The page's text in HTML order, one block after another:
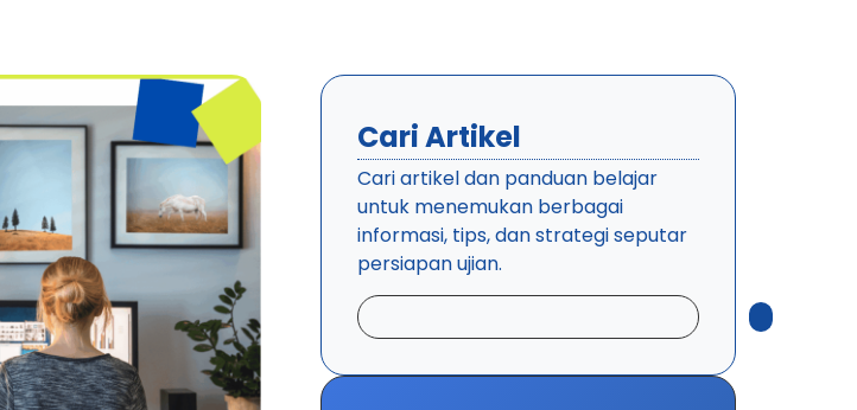
Cari Artikel
Cari artikel dan panduan belajar
untuk menemukan berbagai
informasi, tips, dan strategi seputar
persiapan ujian.